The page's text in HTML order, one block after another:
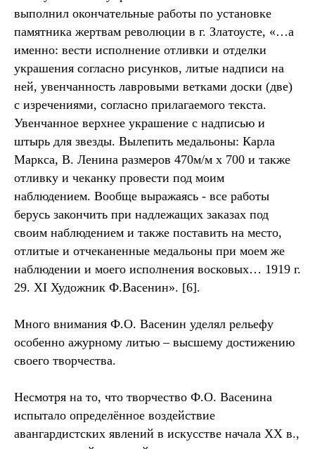
выполнил окончательные работы по установке
памятника жертвам революции в г. Златоусте, «…а
именно: вести исполнение отливки и отделки
украшения согласно рисунков, литые надписи на
ней, увенчанность лавровыми ветками доски (две)
с изречениями, согласно прилагаемого текста.
Увенчанное верхнее украшение с надписью и
штырь для звезды. Вылепить медальоны: Карла
Маркса, В. Ленина размеров 470м/м х 700 и также
отливку и чеканку провести под моим
наблюдением. Вообще выражаясь - все работы
берусь закончить при надлежащих заказах под
своим наблюдением и также поставить на место,
отлитые и отчеканенные медальоны при моем же
наблюдении и моего исполнения восковых… 1919 г.
29. XI Художник Ф.Васенин». [6].
Много внимания Ф.О. Васенин уделял рельефу
особенно ажурному литью – высшему достижению
своего творчества.
Несмотря на то, что творчество Ф.О. Васенина
испытало определённое воздействие
авангардистских явлений в искусстве начала ХХ в.,